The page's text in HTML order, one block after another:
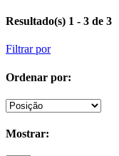
Resultado(s) 1 - 3 de 3
Filtrar por
Ordenar por:
Mostrar: